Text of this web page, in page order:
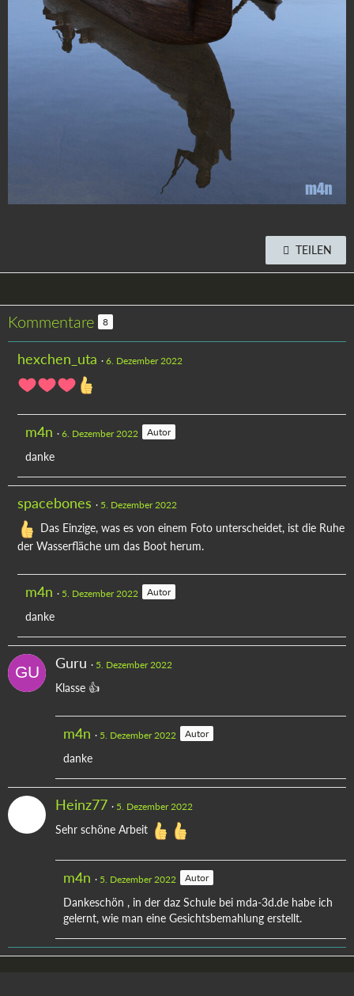
TEILEN
Kommentare 8
hexchen_uta 6. Dezember 2022
m4n 6. Dezember 2022 Autor
danke
spacebones 5. Dezember 2022
Das Einzige, was es von einem Foto unterscheidet, ist die Ruhe
der Wasserfläche um das Boot herum.
m4n 5. Dezember 2022 Autor
danke
Guru 5. Dezember 2022
Klasse 👍
m4n 5. Dezember 2022 Autor
danke
Heinz77 5. Dezember 2022
Sehr schöne Arbeit
m4n 5. Dezember 2022 Autor
Dankeschön , in der daz Schule bei mda-3d.de habe ich
gelernt, wie man eine Gesichtsbemahlung erstellt.